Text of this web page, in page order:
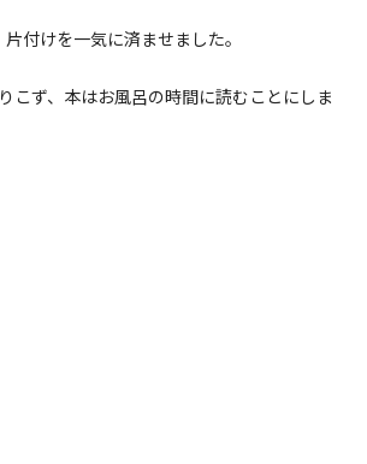
付けを一気に済ませました。
こず、本はお風呂の時間に読むことにしま